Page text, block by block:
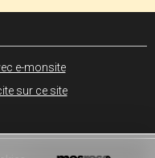
e-monsite
sur ce site